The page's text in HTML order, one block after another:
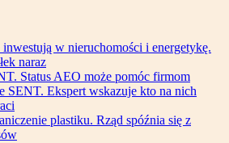
w nieruchomości i energetykę.
naraz
Status AEO może pomóc firmom
SENT. Ekspert wskazuje kto na nich
plastiku. Rząd spóźnia się z